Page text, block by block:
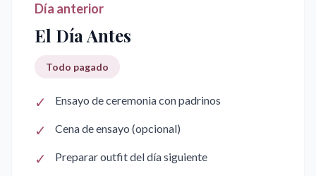
Día anterior
El Día Antes
Todo pagado
✓ Ensayo de ceremonia con padrinos
✓ Cena de ensayo (opcional)
✓ Preparar outfit del día siguiente